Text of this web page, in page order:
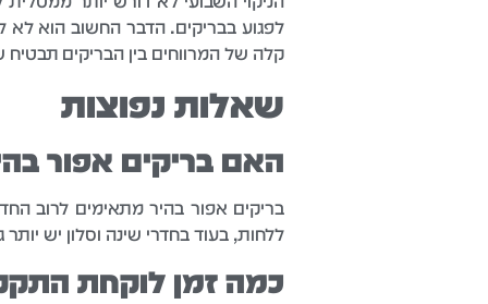
לפגוע בבריקים. הדבר החשוב הוא לא
קלה של המרווחים בין הבריקים תבטיח
שאלות נפוצות
האם בריקים אפור
בריקים אפור בהיר מתאימים לרוב
ללחות, בעוד בחדרי שינה וסלון יש
כמה זמן לוקחת